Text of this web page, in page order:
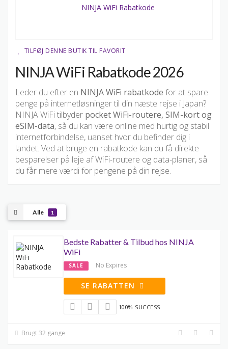
TILFØJ DENNE BUTIK TIL FAVORIT
NINJA WiFi Rabatkode 2026
Leder du efter en NINJA WiFi rabatkode for at spare
penge på internetløsninger til din næste rejse i Japan?
NINJA WiFi tilbyder pocket WiFi-routere, SIM-kort og
eSIM-data, så du kan være online med hurtig og stabil
internetforbindelse, uanset hvor du befinder dig i
landet. Ved at bruge en rabatkode kan du få direkte
besparelser på leje af WiFi-routere og data-planer, så
du får mere værdi for pengene på din rejse.
Alle 1
Bedste Rabatter & Tilbud hos NINJA
WiFi
SALE No Expires
SE RABATTEN
100% SUCCESS
Brugt 32 gange